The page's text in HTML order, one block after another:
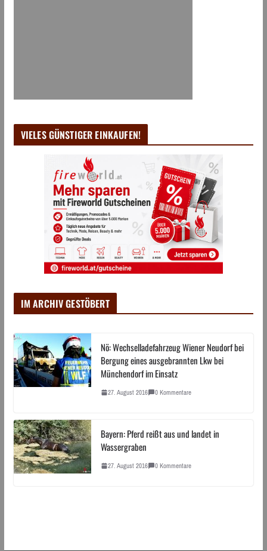
VIELES GÜNSTIGER EINKAUFEN!
IM ARCHIV GESTÖBERT
Nö: Wechselladefahrzeug Wiener Neudorf bei
Bergung eines ausgebrannten Lkw bei
Münchendorf im Einsatz
27. August 2016 0 Kommentare
Bayern: Pferd reißt aus und landet in
Wassergraben
27. August 2016 0 Kommentare